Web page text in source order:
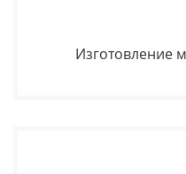
Изготовление